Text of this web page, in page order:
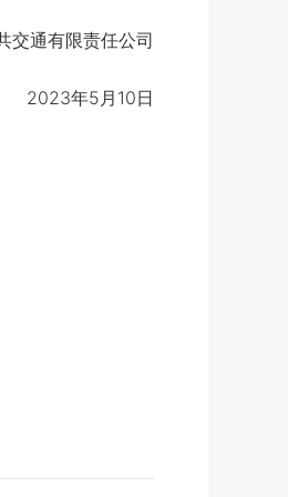
交通有限责任公司
2023年5月10日